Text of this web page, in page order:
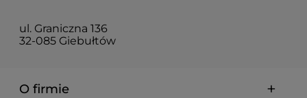
ul. Graniczna 136
32-085 Giebułtów
O firmie